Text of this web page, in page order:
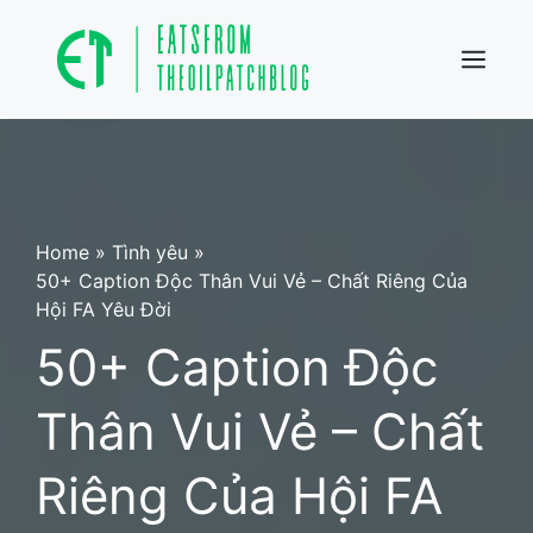
content
Menu
Home » Tình yêu »
50+ Caption Độc Thân Vui Vẻ – Chất Riêng Của
Hội FA Yêu Đời
50+ Caption Độc
Thân Vui Vẻ – Chất
Riêng Của Hội FA